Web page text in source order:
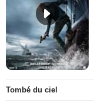
Tombé du ciel